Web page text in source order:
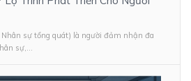
Nhân sự tổng quát) là người đảm nhận đa
sự,...